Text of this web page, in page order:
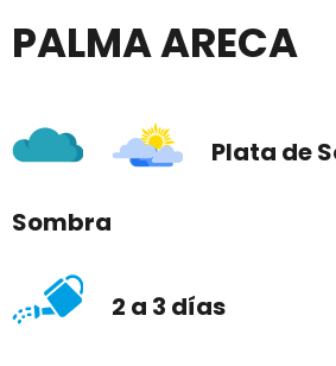
PALMA ARECA
Plata de
Sombra
2 a 3 días